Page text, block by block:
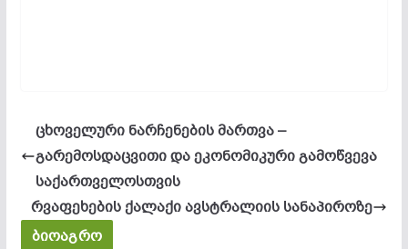
ცხოველური ნარჩენების მართვა –
გარემოსდაცვითი და ეკონომიკური გამოწვევა
საქართველოსთვის
რვაფეხების ქალაქი ავსტრალიის სანაპიროზე
ბიოაგრო